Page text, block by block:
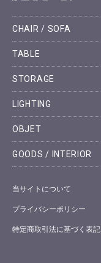
CHAIR / SOFA
TABLE
STORAGE
LIGHTING
OBJET
GOODS / INTERIOR
当サイトについて
プライバシーポリシー
特定商取引法に基づく表記